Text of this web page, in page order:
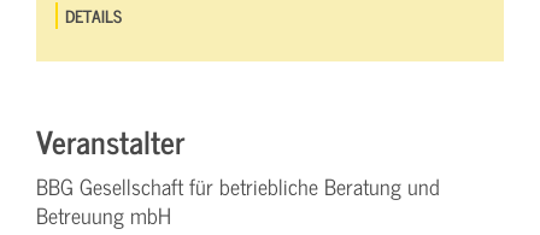
DETAILS
Veranstalter
BBG Gesellschaft für betriebliche Beratung und
Betreuung mbH